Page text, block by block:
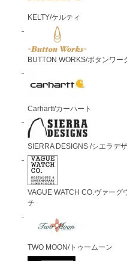
KELTY/ケルティ
BUTTON WORKS/ボタンワー
Carhartt/カーハート
SIERRA DESIGNS /シエラデ
VAGUE WATCH CO.ヴァーグ
チ
TWO MOON/トゥームーン